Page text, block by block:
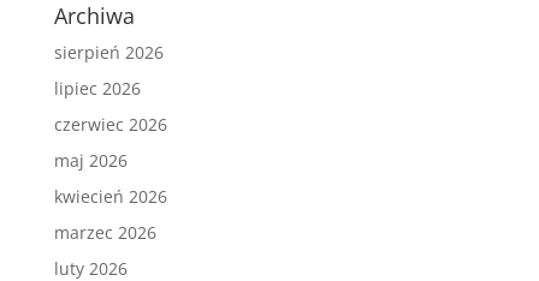
Archiwa
sierpień 2026
lipiec 2026
czerwiec 2026
maj 2026
kwiecień 2026
marzec 2026
luty 2026